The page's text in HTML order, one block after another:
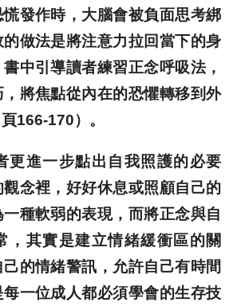
發作時，大腦會被負面思考綁
做法是將注意力拉回當下的身
中引導讀者練習正念呼吸法，
將焦點從內在的恐懼轉移到外
166-170）。
進一步點出自我照護的必要
念裡，好好休息或照顧自己的
種軟弱的表現，而將正念與自
，其實是建立情緒緩衝區的關
的情緒警訊，允許自己有時間
一位成人都必須學會的生存技